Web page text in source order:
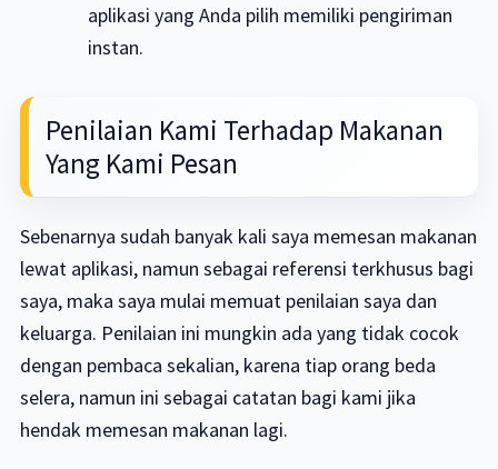
aplikasi yang Anda pilih memiliki pengiriman
instan.
Penilaian Kami Terhadap Makanan
Yang Kami Pesan
Sebenarnya sudah banyak kali saya memesan makanan
lewat aplikasi, namun sebagai referensi terkhusus bagi
saya, maka saya mulai memuat penilaian saya dan
keluarga. Penilaian ini mungkin ada yang tidak cocok
dengan pembaca sekalian, karena tiap orang beda
selera, namun ini sebagai catatan bagi kami jika
hendak memesan makanan lagi.